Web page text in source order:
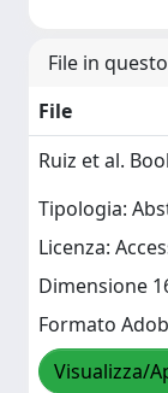
File in
File
Ruiz et al.
Tipologia:
Licenza:
Dimensione
Formato
Visualizza/